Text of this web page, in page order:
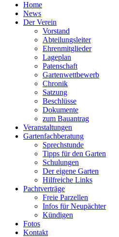
Home
News
Der Verein
Vorstand
Abteilungsleiter
Ehrenmitglieder
Lageplan
Patenschaft
Gartenwettbewerb
Chronik
Satzung
Beschlüsse
Dokumente
zum Bauantrag
Veranstaltungen
Gartenfachberatung
Sprechstunde
Tipps für den Garten
Schulungen
Der eigene Garten
Hilfreiche Links
Pachtverträge
Freie Parzellen
Infos für Neupächter
Kündigen
Fotos
Kontakt